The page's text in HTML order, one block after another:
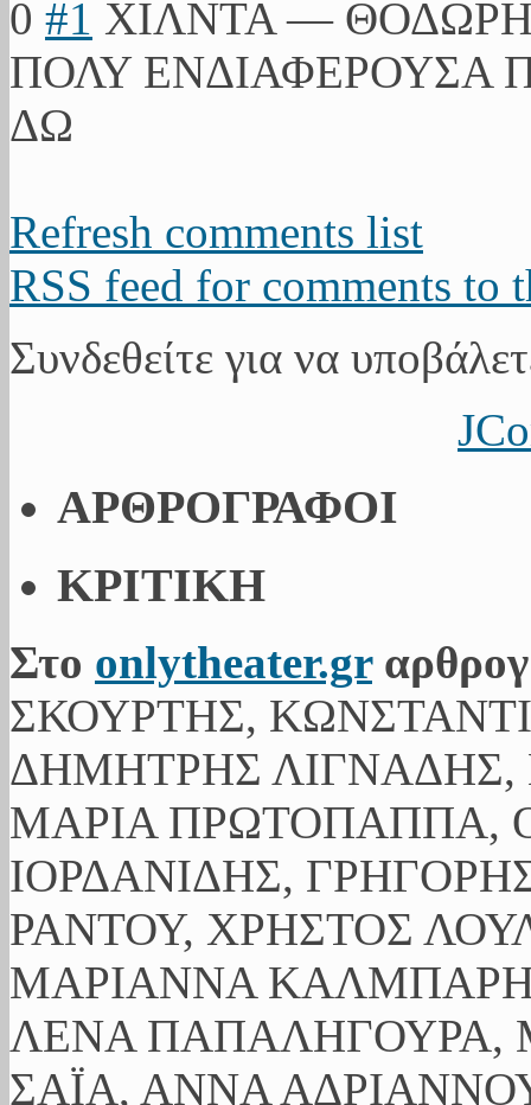
0 #1 ΧΙΛΝΤΑ—
ΠΟΛΥ ΕΝΔΙΑΦΕΡΟΥΣΑ
ΔΩ
Refresh comments list
RSS feed for comments to
Συνδεθείτε για να
ΑΡΘΡΟΓΡΑΦΟΙ
ΚΡΙΤΙΚΗ
Στο onlytheater.gr
ΣΚΟΥΡΤΗΣ,
ΔΗΜΗΤΡΗΣ ΛΙΓΝΑΔΗΣ,
ΜΑΡΙΑ ΠΡΩΤΟΠΑΠΠΑ,
ΙΟΡΔΑΝΙΔΗΣ,
ΡΑΝΤΟΥ, ΧΡΗΣΤΟΣ
ΜΑΡΙΑΝΝΑ
ΛΕΝΑ ΠΑΠΑΛΗΓΟΥΡΑ,
ΣΑΪΑ, ΑΝΝΑ